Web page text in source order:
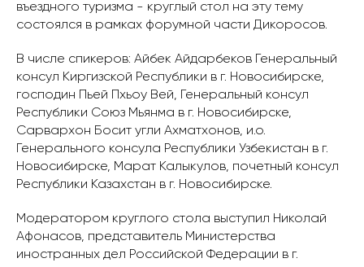
въездного туризма - круглый стол на эту тему
состоялся в рамках форумной части Дикоросов.
В числе спикеров: Айбек Айдарбеков Генеральный
консул Киргизской Республики в г. Новосибирске,
господин Пьей Пхьоу Вей, Генеральный консул
Республики Союз Мьянма в г. Новосибирске,
Сарвархон Босит угли Ахматхонов, и.о.
Генерального консула Республики Узбекистан в г.
Новосибирске, Марат Калыкулов, почетный консул
Республики Казахстан в г. Новосибирске.
Модератором круглого стола выступил Николай
Афонасов, представитель Министерства
иностранных дел Российской Федерации в г.